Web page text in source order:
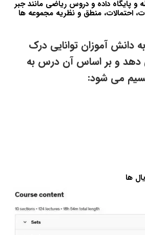
و پایگاه داده و دروس ریاضی مانند جبر
احتمالات، منطق و نظریه مجموعه ها
دانش آموزان توانایی درک
دهد و بر اساس آن درس به
می شود:
ها